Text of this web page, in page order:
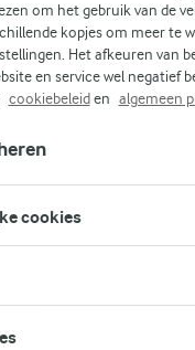
om het gebruik van de
kopjes om meer te
Het afkeuren van
en service wel negatief
cookiebeleiden algemeen
cookies